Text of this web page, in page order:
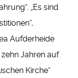
„Es sind
Aufderheide
Jahren auf
Kirche“